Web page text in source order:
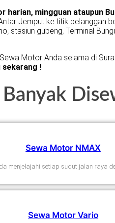
harian, mingguan ataupun
Jemput ke titik pelanggan
stasiun gubeng, Terminal
Motor Anda selama di
sekarang !
Sewa Motor NMAX
menjelajahi setiap sudut jalan raya
Sewa Motor Vario